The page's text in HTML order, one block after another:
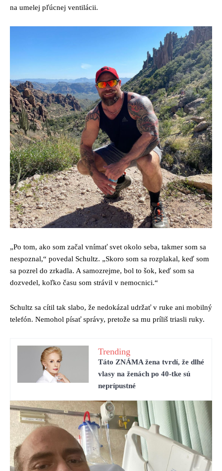
na umelej pľúcnej ventilácii.
„Po tom, ako som začal vnímať svet okolo seba, takmer som sa
nespoznal,“ povedal Schultz. „Skoro som sa rozplakal, keď som
sa pozrel do zrkadla. A samozrejme, bol to šok, keď som sa
dozvedel, koľko času som strávil v nemocnici.“
Schultz sa cítil tak slabo, že nedokázal udržať v ruke ani mobilný
telefón. Nemohol písať správy, pretože sa mu príliš triasli ruky.
Trending
Táto ZNÁMA žena tvrdí, že dlhé
vlasy na ženách po 40-tke sú
neprípustné